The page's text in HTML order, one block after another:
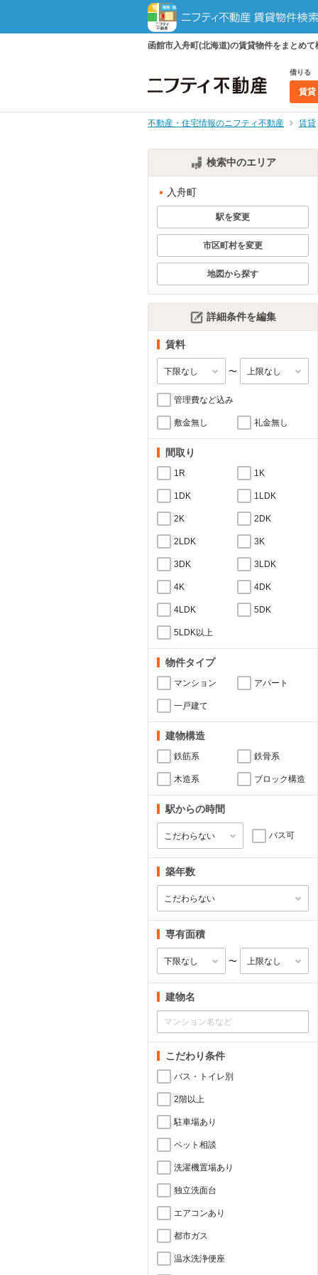
函館市入舟町(北海道)の賃貸物件をまとめ
借りる
賃貸
不動産・住宅情報のニフティ不動産 賃貸
検索中のエリア
入舟町
駅を変更
市区町村を変更
地図から探す
詳細条件を編集
賃料
〜
管理費など込み
敷金無し 礼金無し
間取り
1R 1K
1DK 1LDK
2K 2DK
2LDK 3K
3DK 3LDK
4K 4DK
4LDK 5DK
5LDK以上
物件タイプ
マンション アパート
一戸建て
建物構造
鉄筋系 鉄骨系
木造系 ブロック構造
駅からの時間
バス可
築年数
専有面積
〜
建物名
こだわり条件
バス・トイレ別
2階以上
駐車場あり
ペット相談
洗濯機置場あり
独立洗面台
エアコンあり
都市ガス
温水洗浄便座